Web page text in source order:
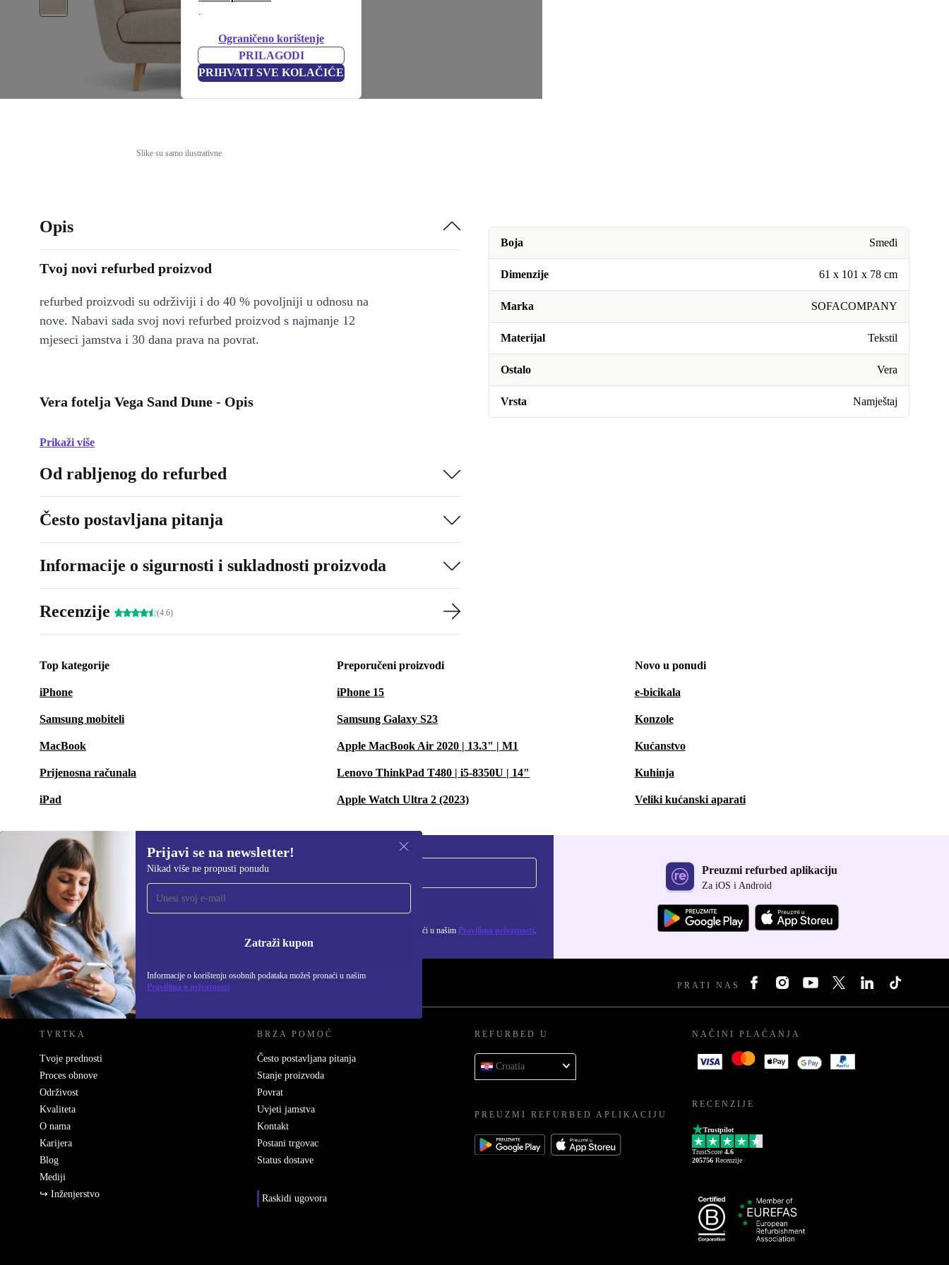
.
Ograničeno korištenje
PRILAGODI
PRIHVATI SVE KOLAČIĆE
Slike su samo ilustrativne
Boja Smeđi
Dimenzije 61 x 101 x 78 cm
Marka SOFACOMPANY
Materijal Tekstil
Ostalo Vera
Vrsta Namještaj
Opis
Tvoj novi refurbed proizvod
refurbed proizvodi su održiviji i do 40 % povoljniji u odnosu na
nove. Nabavi sada svoj novi refurbed proizvod s najmanje 12
mjeseci jamstva i 30 dana prava na povrat.
Vera fotelja Vega Sand Dune - Opis
Prikaži više
Od rabljenog do refurbed
Često postavljana pitanja
Informacije o sigurnosti i sukladnosti proizvoda
Recenzije (4.6)
Top kategorije
iPhone
Samsung mobiteli
MacBook
Prijenosna računala
iPad
Preporučeni proizvodi
iPhone 15
Samsung Galaxy S23
Apple MacBook Air 2020 | 13.3" | M1
Lenovo ThinkPad T480 | i5-8350U | 14"
Apple Watch Ultra 2 (2023)
Novo u ponudi
e-bicikala
Konzole
Kućanstvo
Kuhinja
Veliki kućanski aparati
Prijavi se na newsletter!
Nikad više ne propusti ponudu
Zatraži kupon
Informacije o korištenju osobnih podataka možeš pronaći u našim
Pravilima o privatnosti
Prijavi se na newsletter!
Nikad više ne propusti ponudu. Zatraži kupon
Informacije o korištenju osobnih podataka možeš pronaći u našim Pravilima privatnosti.
Preuzmi refurbed aplikaciju
Za iOS i Android
REFURBED HRVATSKA - RETHINK NEW. PRATI NAS
TVRTKA
Tvoje prednosti
Proces obnove
Održivost
Kvaliteta
O nama
Karijera
Blog
Mediji
↪ Inženjerstvo
BRZA POMOĆ
Često postavljana pitanja
Stanje proizvoda
Povrat
Uvjeti jamstva
Kontakt
Postani trgovac
Status dostave
Raskidi ugovora
REFURBED U
Croatia
PREUZMI REFURBED APLIKACIJU
NAČINI PLAĆANJA
RECENZIJE
Trustpilot
TrustScore 4.6
205756 Recenzije